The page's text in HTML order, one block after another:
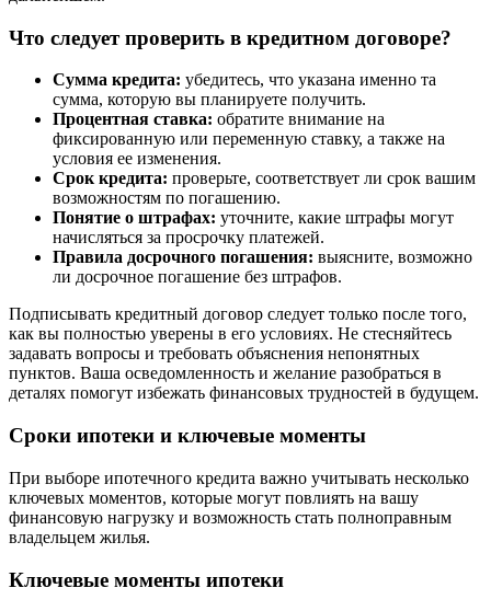
Что следует проверить в кредитном договоре?
Сумма кредита: убедитесь, что указана именно та
сумма, которую вы планируете получить.
Процентная ставка: обратите внимание на
фиксированную или переменную ставку, а также на
условия ее изменения.
Срок кредита: проверьте, соответствует ли срок вашим
возможностям по погашению.
Понятие о штрафах: уточните, какие штрафы могут
начисляться за просрочку платежей.
Правила досрочного погашения: выясните, возможно
ли досрочное погашение без штрафов.
Подписывать кредитный договор следует только после того,
как вы полностью уверены в его условиях. Не стесняйтесь
задавать вопросы и требовать объяснения непонятных
пунктов. Ваша осведомленность и желание разобраться в
деталях помогут избежать финансовых трудностей в будущем.
Сроки ипотеки и ключевые моменты
При выборе ипотечного кредита важно учитывать несколько
ключевых моментов, которые могут повлиять на вашу
финансовую нагрузку и возможность стать полноправным
владельцем жилья.
Ключевые моменты ипотеки